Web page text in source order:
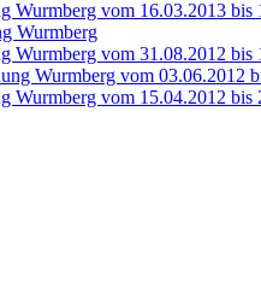
Wurmberg vom 16.03.2013
Wurmberg
Wurmberg vom 31.08.2012
Wurmberg vom 15.04.2012